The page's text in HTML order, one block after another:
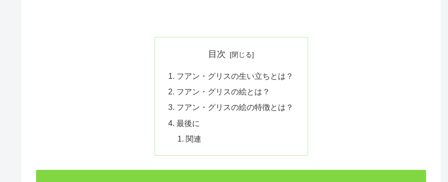
目次
フアン・グリスの生い立ちとは？
フアン・グリスの絵とは？
フアン・グリスの絵の特徴とは？
最後に
関連